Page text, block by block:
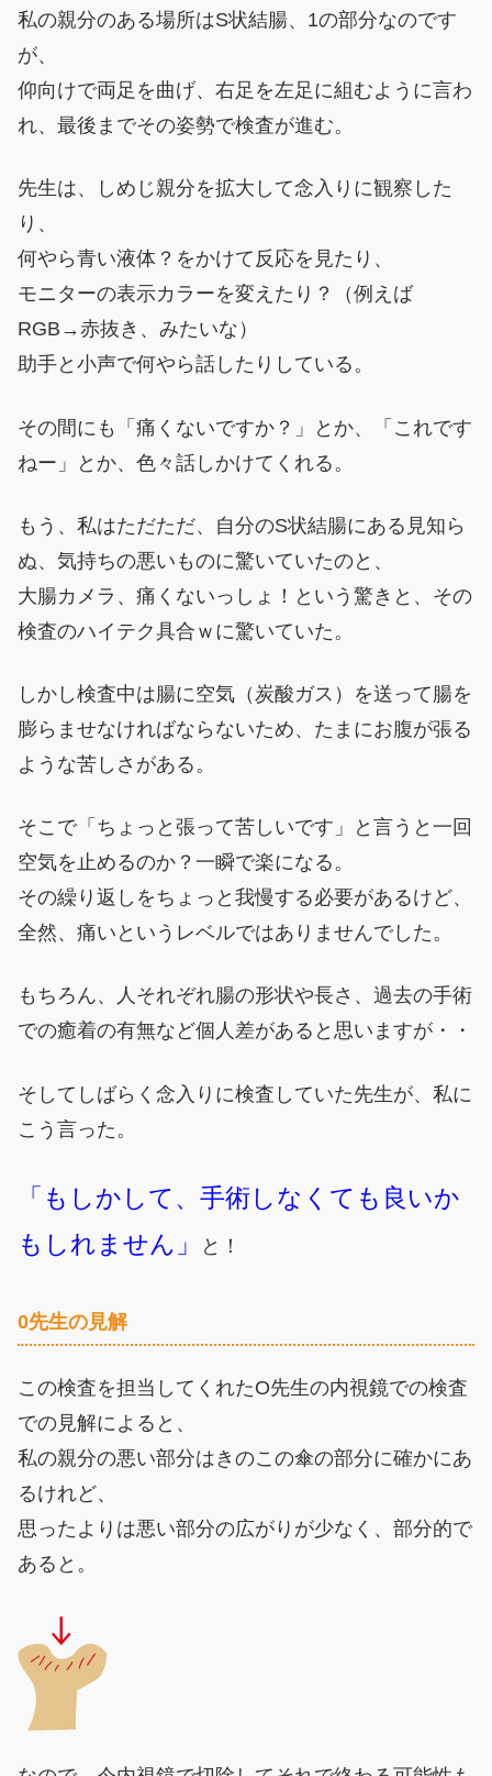
私の親分のある場所はS状結腸、1の部分なのです
が、
仰向けで両足を曲げ、右足を左足に組むように言わ
れ、最後までその姿勢で検査が進む。
先生は、しめじ親分を拡大して念入りに観察した
り、
何やら青い液体？をかけて反応を見たり、
モニターの表示カラーを変えたり？（例えば
RGB→赤抜き、みたいな）
助手と小声で何やら話したりしている。
その間にも「痛くないですか？」とか、「これです
ねー」とか、色々話しかけてくれる。
もう、私はただただ、自分のS状結腸にある見知ら
ぬ、気持ちの悪いものに驚いていたのと、
大腸カメラ、痛くないっしょ！という驚きと、その
検査のハイテク具合ｗに驚いていた。
しかし検査中は腸に空気（炭酸ガス）を送って腸を
膨らませなければならないため、たまにお腹が張る
ような苦しさがある。
そこで「ちょっと張って苦しいです」と言うと一回
空気を止めるのか？一瞬で楽になる。
その繰り返しをちょっと我慢する必要があるけど、
全然、痛いというレベルではありませんでした。
もちろん、人それぞれ腸の形状や長さ、過去の手術
での癒着の有無など個人差があると思いますが・・
そしてしばらく念入りに検査していた先生が、私に
こう言った。
「もしかして、手術しなくても良いか
もしれません」
と！
0先生の見解
この検査を担当してくれたO先生の内視鏡での検査
での見解によると、
私の親分の悪い部分はきのこの傘の部分に確かにあ
るけれど、
思ったよりは悪い部分の広がりが少なく、部分的で
あると。